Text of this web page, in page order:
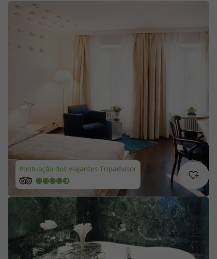
Disneyland ® Paris
Escapadinhas
Cheque Viagem
Rede de Lojas
Blog TopViagens
Área de Cliente
Pontuação dos viajantes Tripadvisor